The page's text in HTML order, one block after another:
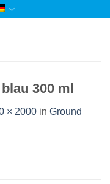
blau 300 ml
× 2000 in Ground